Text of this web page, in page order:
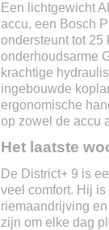
Accu capaciteit
Actieradius
Uitneembare accu
Vervangbare accu
Oplaadtijd
Stroomoutput motor
Type motor
Sensortype
Verlichting voor
Verlichting achter
Remsysteem voor
Remsysteem achter
Een lichtgewicht
accu, een Bosch
ondersteunt tot 25
onderhoudsarme
krachtige
ingebouwde
ergonomische
op zowel de accu
Het laatste
De District+ 9 is
veel comfort. Hij
riemaandrijving
zijn om elke dag